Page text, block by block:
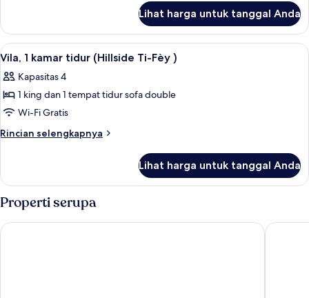
Vila,
kamar
(Zabuco)
Lihat harga untuk tanggal Anda
Lihat
semua
foto
untuk
Vila,
1
(Hillside
Fèy
)
Vila, 1 kamar tidur (Hillside Ti-Fèy ) |
6
Vila, 1 kamar tidur (Hillside Ti-Fèy )
Kapasitas 4
1 king dan 1 tempat tidur sofa double
Wi-Fi Gratis
Rincian selengkapnya
Rincian
Vila,
kamar
(Hillside
Lihat harga untuk tanggal Anda
Properti serupa
InterContinental Dominica Cabrits Resort & Spa by IHGFort